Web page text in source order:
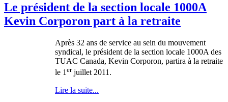
Le président de la section locale 1000A
Kevin Corporon part à la retraite
Après 32 ans de service au sein du mouvement
syndical, le président de la section locale 1000A des
TUAC Canada, Kevin Corporon, partira à la retraite
le 1erjuillet 2011.
Lire la suite...